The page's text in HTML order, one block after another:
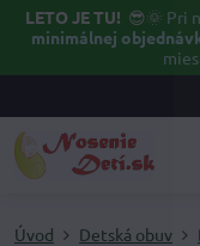
LETO JE TU! 😎🌞 Pri
minimálnej
Úvod Detská obuv